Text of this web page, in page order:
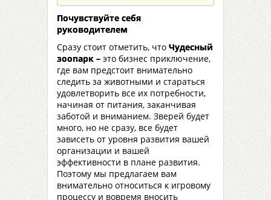
Почувствуйте себя
руководителем
Сразу стоит отметить, чтоЧудесный
зоопарк –это бизнес приключение,
где вам предстоит внимательно
следить за животными и стараться
удовлетворить все их потребности,
начиная от питания, заканчивая
заботой и вниманием. Зверей будет
много, но не сразу, все будет
зависеть от уровня развития вашей
организации и вашей
эффективности в плане развития.
Поэтому мы предлагаем вам
внимательно относиться к игровому
процессу и вовремя вносить